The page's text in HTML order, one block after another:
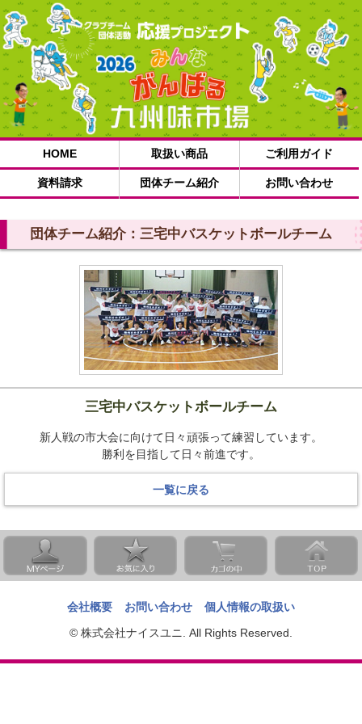
HOME 取扱い商品 ご利用ガイド
資料請求 団体チーム紹介 お問い合わせ
団体チーム紹介：三宅中バスケットボールチーム
三宅中バスケットボールチーム
新人戦の市大会に向けて日々頑張って練習しています。
勝利を目指して日々前進です。
一覧に戻る
会社概要 お問い合わせ
個人情報の取扱い
© 株式会社ナイスユニ. All Rights Reserved.